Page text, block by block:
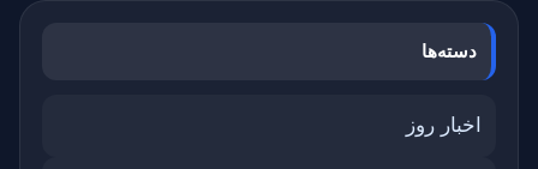
دسته‌ها
اخبار روز